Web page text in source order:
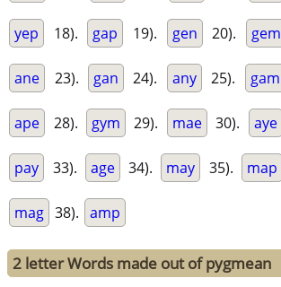
yep 18). gap 19). gen 20). gem
ane 23). gan 24). any 25). gam
ape 28). gym 29). mae 30). aye
pay 33). age 34). may 35). map
mag 38). amp
2 letter Words made out of pygmean